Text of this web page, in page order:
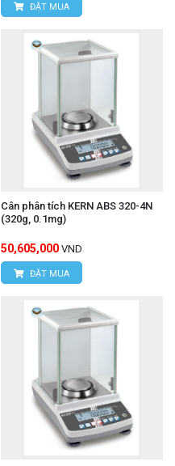
ĐẶT MUA
Cân phân tích KERN ABS 320-4N
(320g, 0.1mg)
50,605,000 VND
ĐẶT MUA